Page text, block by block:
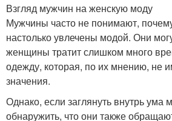
Взгляд мужчин на женскую моду
Мужчины часто не понимают,
настолько увлечены модой. Они
женщины тратит слишком много
одежду, которая, по их мнению, не
значения.
Однако, если заглянуть внутрь
обнаружить, что они также